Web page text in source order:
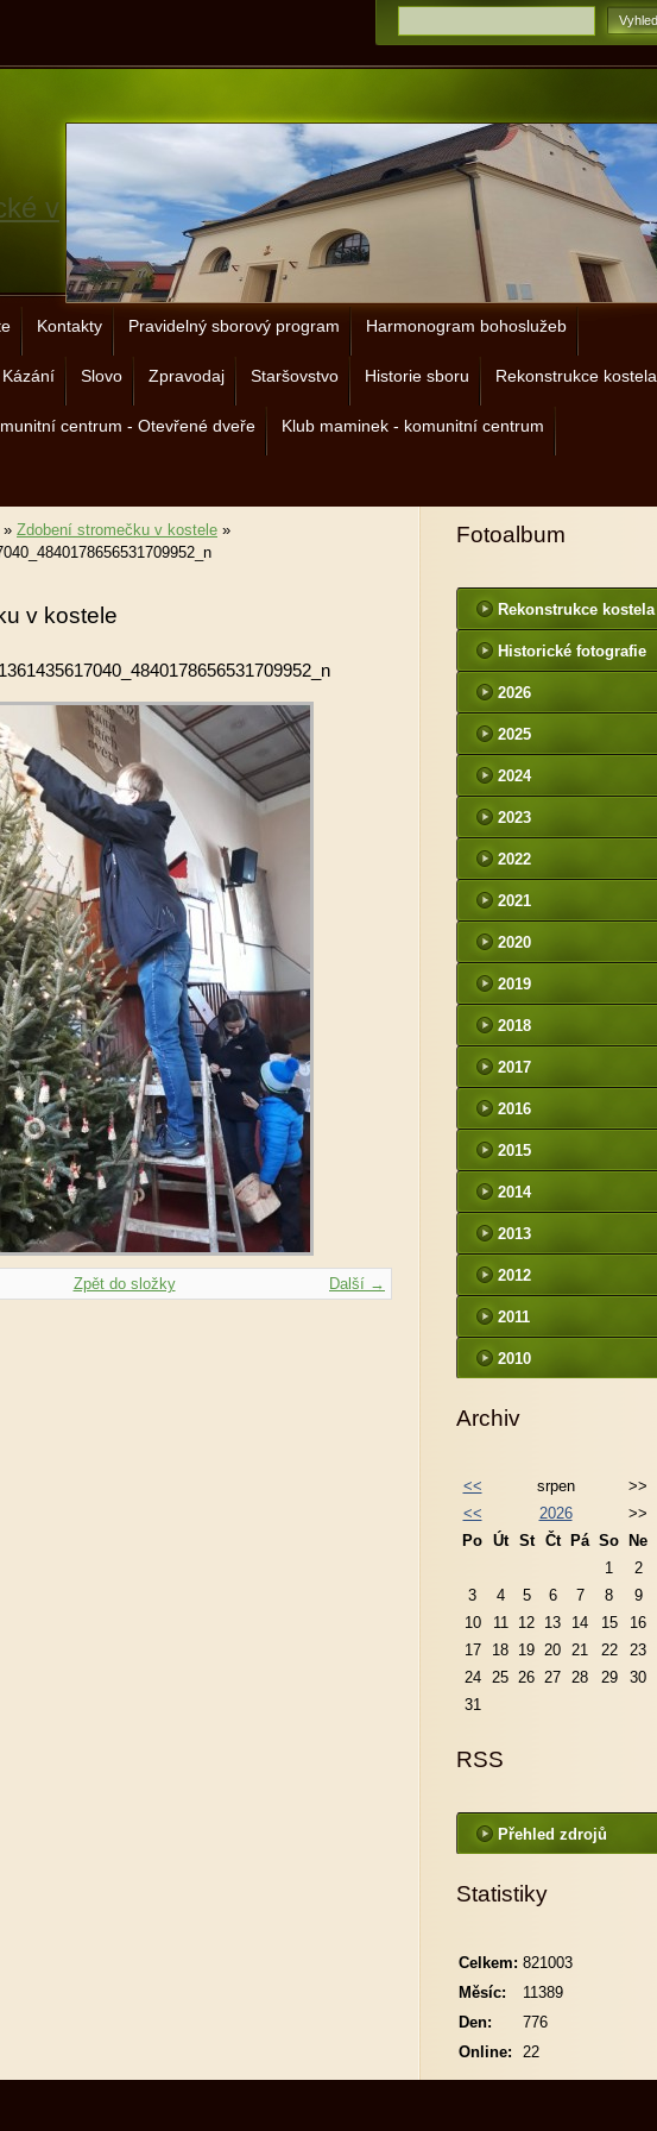
v
Kontakty Pravidelný sborový program Harmonogram bohoslužeb
Kázání Slovo Zpravodaj Staršovstvo Historie sboru Rekonstrukce kostela
centrum - Otevřené dveře Klub maminek - komunitní centrum
» Zdobení stromečku v kostele »
v kostele
Další →
Zpět do složky
Fotoalbum
Rekonstrukce kostela
Historické fotografie
2026
2025
2024
2023
2022
2021
2020
2019
2018
2017
2016
2015
2014
2013
2012
2011
2010
Archiv
<< srpen
>>
<<
2026
>>
Po Út St Čt Pá So
Ne
1
2
3
4 5 6 7 8
9
10
11 12 13 14 15
16
17
18 19 20 21 22
23
24
25 26 27 28 29
30
31
RSS
Přehled zdrojů
Statistiky
Online: 22
Celkem: 821003
Měsíc:
11389
Den:
776